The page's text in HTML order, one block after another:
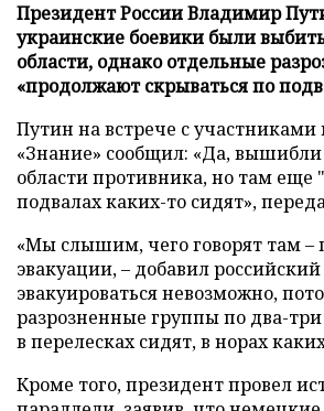
Президент России Владимир
украинские боевики были
области, однако отдельные
«продолжают скрываться по
Путин на встрече с
«Знание» сообщил: «Да, вышибли
области противника, но там еще
подвалах каких-то сидят»,
«Мы слышим, чего говорят там –
эвакуации, – добавил
эвакуироваться невозможно,
разрозненные группы по два-три
в перелесках сидят, в норах
Кроме того, президент провел